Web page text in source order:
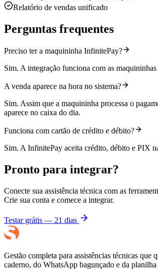
Relatório de vendas unificado
Perguntas frequentes
Preciso ter a maquininha InfinitePay?
Sim. A integração funciona com as
A venda aparece na hora no sistema?
Sim. Assim que a maquininha processa o
aparece no caixa do dia.
Funciona com cartão de crédito e débito?
Sim. A InfinitePay aceita crédito, débito e PIX
Pronto para integrar?
Conecte sua assistência técnica com as
Crie sua conta e comece a integrar.
Testar grátis — 21 dias
Gestão completa para assistências técnicas que
caderno, do WhatsApp bagunçado e da planilha